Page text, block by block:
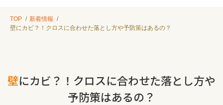
TOP
新着情報
壁にカビ？！クロスに合わせた落とし方や予防策はあるの？
壁にカビ？！クロスに合わせた落とし方や
予防策はあるの？